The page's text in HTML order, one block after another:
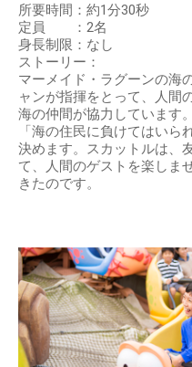
所要時間：約1分30秒
定員 ：2名
身長制限：なし
ストーリー：
マーメイド・ラグーンの海
ャンが指揮をとって、人間
海の仲間が協力しています
「海の住民に負けてはいら
決めます。スカットルは、
て、人間のゲストを楽しま
きたのです。